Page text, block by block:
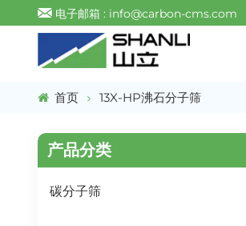
电子邮箱 : info@carbon-cms.com
首页 13X-HP沸石分子筛
产品分类
碳分子筛